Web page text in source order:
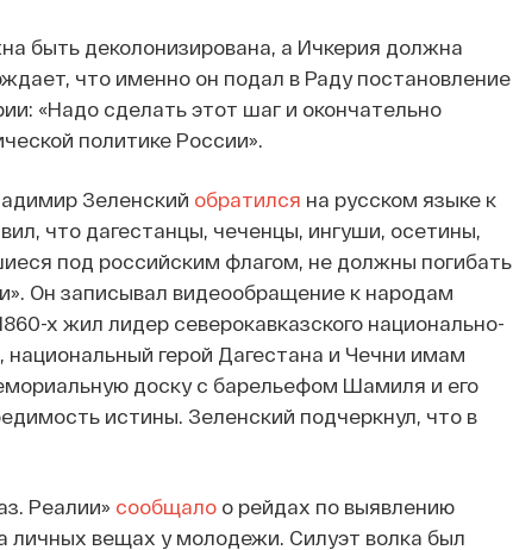
быть деколонизирована, а Ичкерия должна
что именно он подал в Раду постановление
«Надо сделать этот шаг и окончательно
политике России».
Зеленский обратился на русском языке к
что дагестанцы, чеченцы, ингуши, осетины,
под российским флагом, не должны погибать
Он записывал видеообращение к народам
х жил лидер северокавказского национально-
национальный герой Дагестана и Чечни имам
доску с барельефом Шамиля и его
истины. Зеленский подчеркнул, что в
Реалии» сообщалоо рейдах по выявлению
личных вещах у молодежи. Силуэт волка был